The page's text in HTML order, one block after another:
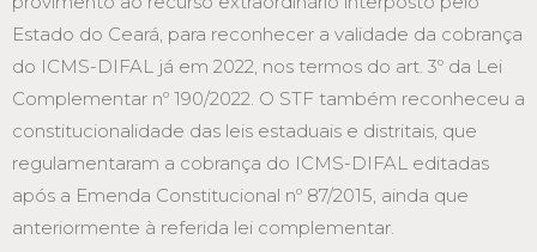
Estado do Ceará, para reconhecer a validade da cobrança
do ICMS-DIFAL já em 2022, nos termos do art. 3º da Lei
Complementar nº 190/2022. O STF também reconheceu a
constitucionalidade das leis estaduais e distritais, que
regulamentaram a cobrança do ICMS-DIFAL editadas
após a Emenda Constitucional nº 87/2015, ainda que
anteriormente à referida lei complementar.